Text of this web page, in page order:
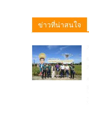
ข่าวที่น่าสนใจ